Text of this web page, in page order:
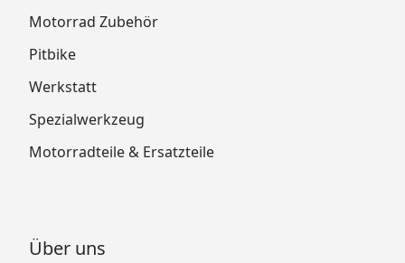
Motorrad Zubehör
Pitbike
Werkstatt
Spezialwerkzeug
Motorradteile & Ersatzteile
Über uns